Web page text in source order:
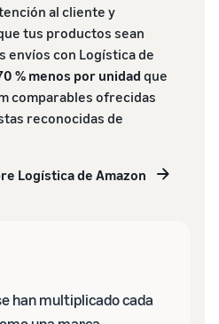
al cliente y
tus productos sean
envíos con Logística de
% menos por unidad que
comparables ofrecidas
reconocidas de
Logística de Amazon
han multiplicado cada